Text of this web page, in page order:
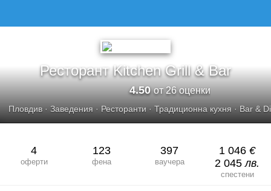
Ресторант Kitchen Grill & Bar
4.50от 26 оценки
Пловдив· Заведения · Ресторанти · Традиционна кухня · Bar &
4
оферти
123
фена
397
ваучера
1 046 €
2 045лв.
спестени